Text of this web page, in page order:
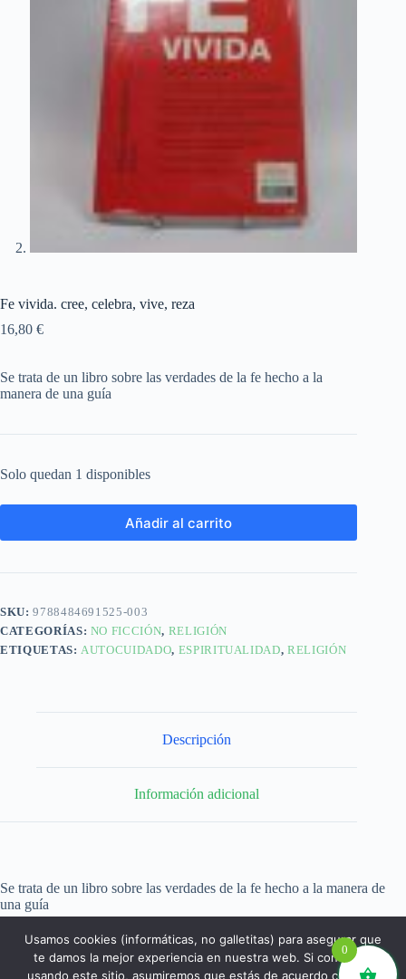
Fe vivida. cree, celebra, vive, reza
16,80 €
Se trata de un libro sobre las verdades de la fe hecho a la
manera de una guía
Solo quedan 1 disponibles
Añadir al carrito
SKU:9788484691525-003
CATEGORÍAS: NO FICCIÓN, RELIGIÓN
ETIQUETAS:AUTOCUIDADO, ESPIRITUALIDAD,RELIGIÓN
Descripción
Información adicional
Se trata de un libro sobre las verdades de la fe hecho a la manera de
una guía
0
Usamos cookies (informáticas, no galletitas) para asegurar que
te damos la mejor experiencia en nuestra web. Si continúas
usando este sitio, asumiremos que estás de acuerdo con ello.